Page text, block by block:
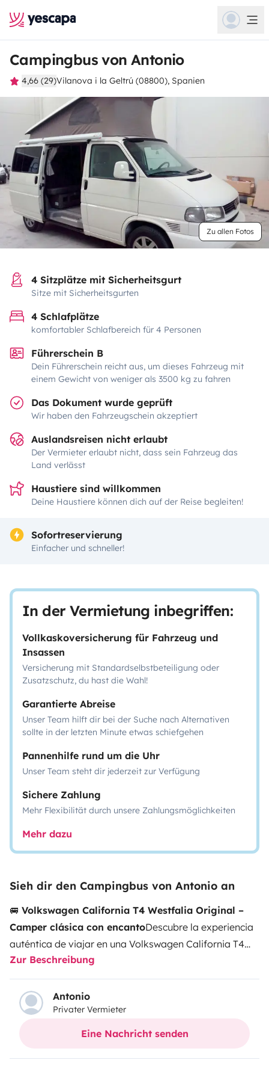
Campingbus von Antonio
4,66 (29)Vilanova i la Geltrú (08800), Spanien
Zu allen Fotos
4 Sitzplätze mit Sicherheitsgurt
Sitze mit Sicherheitsgurten
4 Schlafplätze
komfortabler Schlafbereich für 4 Personen
Führerschein B
Dein Führerschein reicht aus, um dieses Fahrzeug mit
einem Gewicht von weniger als 3500 kg zu fahren
Das Dokument wurde geprüft
Wir haben den Fahrzeugschein akzeptiert
Auslandsreisen nicht erlaubt
Der Vermieter erlaubt nicht, dass sein Fahrzeug das
Land verlässt
Haustiere sind willkommen
Deine Haustiere können dich auf der Reise begleiten!
Sofortreservierung
Einfacher und schneller!
In der Vermietung inbegriffen:
Vollkaskoversicherung für Fahrzeug und
Insassen
Versicherung mit Standardselbstbeteiligung oder
Zusatzschutz, du hast die Wahl!
Garantierte Abreise
Unser Team hilft dir bei der Suche nach Alternativen
sollte in der letzten Minute etwas schiefgehen
Pannenhilfe rund um die Uhr
Unser Team steht dir jederzeit zur Verfügung
Sichere Zahlung
Mehr Flexibilität durch unsere Zahlungsmöglichkeiten
Mehr dazu
Sieh dir den Campingbus von Antonio an
🚐 Volkswagen California T4 Westfalia Original –
Camper clásica con encantoDescubre la experiencia
auténtica de viajar en una Volkswagen California T4
Westfalia original del año 2000. Una camper mítica,
cómoda y llena de personalidad, perfecta para
escapadas junto al mar, rutas de montaña y viajes
con libertad total.Compacta, fácil de conducir
mucho más práctica que una autocaravana grande,
único de las Volkswagen clásicas.✨ Equipamiento y
Zur Beschreibung
Antonio
Privater Vermieter
Eine Nachricht senden